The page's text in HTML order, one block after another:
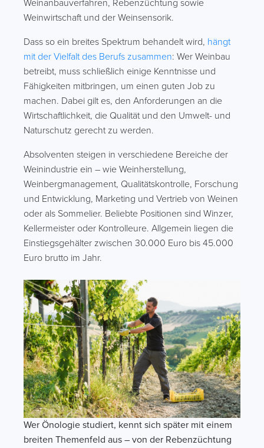
Weinanbauverfahren, Rebenzüchtung sowie
Weinwirtschaft und der Weinsensorik.
Dass so ein breites Spektrum behandelt wird, hängt
mit der Vielfalt des Berufs zusammen: Wer Weinbau
betreibt, muss schließlich einige Kenntnisse und
Fähigkeiten mitbringen, um einen guten Job zu
machen. Dabei gilt es, den Anforderungen an die
Wirtschaftlichkeit, die Qualität und den Umwelt- und
Naturschutz gerecht zu werden.
Absolventen steigen in verschiedene Bereiche der
Weinindustrie ein – wie Weinherstellung,
Weinbergmanagement, Qualitätskontrolle, Forschung
und Entwicklung, Marketing und Vertrieb von Weinen
oder als Sommelier. Beliebte Positionen sind Winzer,
Kellermeister oder Kontrolleure. Allgemein liegen die
Einstiegsgehälter zwischen 30.000 Euro bis 45.000
Euro brutto im Jahr.
Wer Önologie studiert, kennt sich später mit einem
breiten Themenfeld aus – von der Rebenzüchtung